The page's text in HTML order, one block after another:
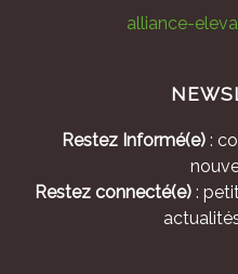
alliance-
Restez Informé(e):
Restez connecté(e):